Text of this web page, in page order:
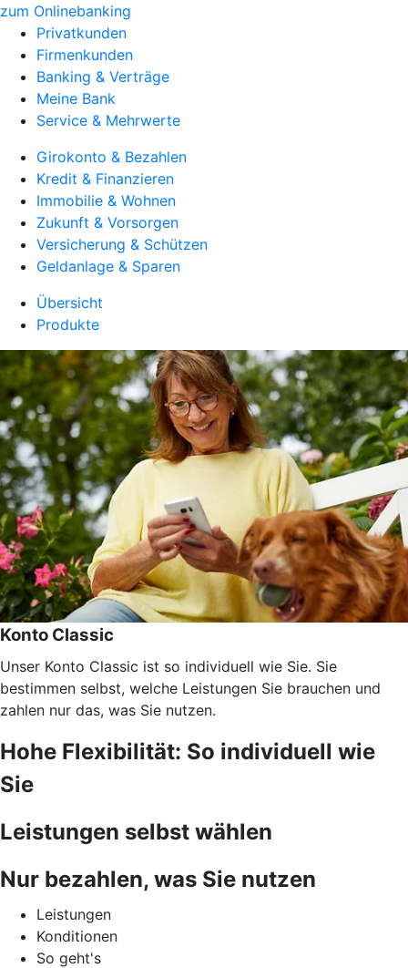
zum Onlinebanking
Privatkunden
Firmenkunden
Banking & Verträge
Meine Bank
Service & Mehrwerte
Girokonto & Bezahlen
Kredit & Finanzieren
Immobilie & Wohnen
Zukunft & Vorsorgen
Versicherung & Schützen
Geldanlage & Sparen
Übersicht
Produkte
Konto Classic
Unser Konto Classic ist so individuell wie Sie. Sie
bestimmen selbst, welche Leistungen Sie brauchen und
zahlen nur das, was Sie nutzen.
Hohe Flexibilität: So individuell wie
Sie
Leistungen selbst wählen
Nur bezahlen, was Sie nutzen
Leistungen
Konditionen
So geht's